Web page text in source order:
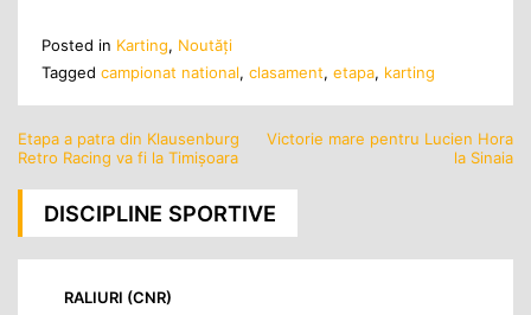
Posted in Karting, Noutăţi
Tagged campionat national, clasament, etapa, karting
Navigare
articole
Etapa a patra din Klausenburg
Retro Racing va fi la Timișoara
Victorie mare pentru Lucien Hora
la Sinaia
DISCIPLINE SPORTIVE
RALIURI (CNR)